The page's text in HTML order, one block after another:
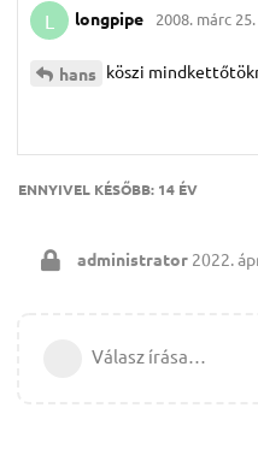
L longpipe 2008. márc 25.
hans köszi
ENNYIVEL KÉSŐBB: 14 ÉV
administrator 2022.
Válasz írása…